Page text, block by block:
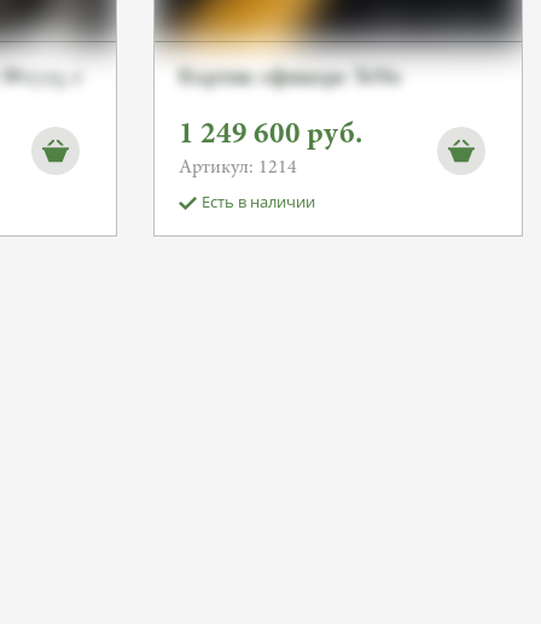
с
Кортик офицера TeNo
1 249 600 руб.
Артикул: 1214
Есть в наличии